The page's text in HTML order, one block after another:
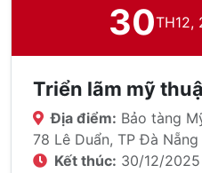
30TH12,
Triển lãm mỹ
Địa điểm: Bảo tàng
78 Lê Duẩn, TP Đà Nẵng
Kết thúc: 30/12/2025